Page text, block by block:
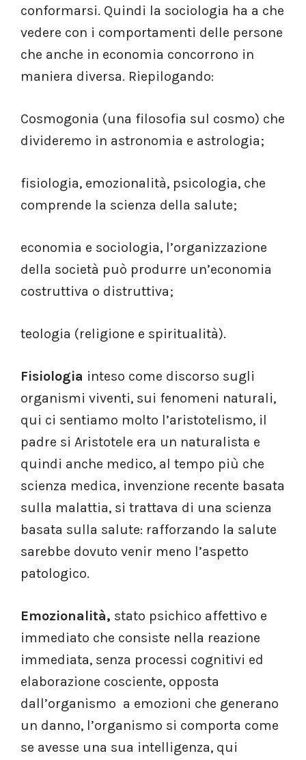
conformarsi. Quindi la sociologia ha a che
vedere con i comportamenti delle persone
che anche in economia concorrono in
maniera diversa. Riepilogando:
Cosmogonia (una filosofia sul cosmo) che
divideremo in astronomia e astrologia;
fisiologia, emozionalità, psicologia, che
comprende la scienza della salute;
economia e sociologia, l’organizzazione
della società può produrre un’economia
costruttiva o distruttiva;
teologia (religione e spiritualità).
Fisiologia inteso come discorso sugli
organismi viventi, sui fenomeni naturali,
qui ci sentiamo molto l’aristotelismo, il
padre si Aristotele era un naturalista e
quindi anche medico, al tempo più che
scienza medica, invenzione recente basata
sulla malattia, si trattava di una scienza
basata sulla salute: rafforzando la salute
sarebbe dovuto venir meno l’aspetto
patologico.
Emozionalità, stato psichico affettivo e
immediato che consiste nella reazione
immediata, senza processi cognitivi ed
elaborazione cosciente, opposta
dall’organismo a emozioni che generano
un danno, l’organismo si comporta come
se avesse una sua intelligenza, qui